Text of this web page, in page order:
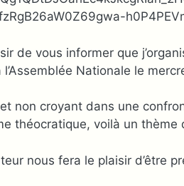
de vous informer que
l’Assemblée Nationale le
non croyant dans une
théocratique, voilà un thème
nous fera le plaisir d’être